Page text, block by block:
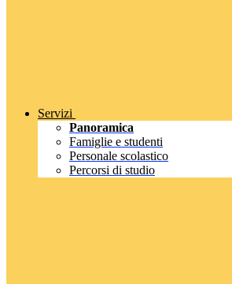
Servizi
Panoramica
Famiglie e studenti
Personale scolastico
Percorsi di studio